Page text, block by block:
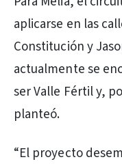
aplicarse en las
Constitución y
actualmente se
ser Valle Fértil y,
planteó.
“El proyecto